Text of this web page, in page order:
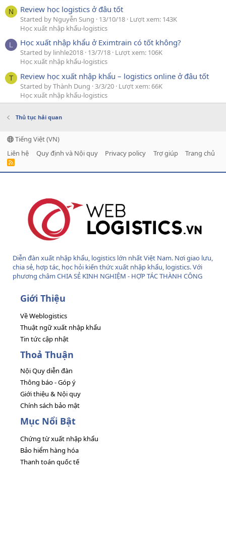
N Review học logistics ở đâu tốt
Started by Nguyễn Sung 13/10/18 Lượt xem: 143K
Học xuất nhập khẩu-logistics
L Học xuất nhập khẩu ở Eximtrain có tốt không?
Started by linhle2018 13/7/18 Lượt xem: 106K
Học xuất nhập khẩu-logistics
T Review học xuất nhập khẩu – logistics online ở đâu tốt
Started by Thành Dung 3/3/20 Lượt xem: 66K
Học xuất nhập khẩu-logistics
Thủ tục hải quan
Tiếng Việt (VN)
Liên hệ
Quy định và Nội quy Privacy policy Trợ giúp Trang chủ
R
Diễn đàn xuất nhập khẩu, logistics lớn nhất Việt Nam. Nơi giao lưu,
chia sẻ, hợp tác, học hỏi kiến thức xuất nhập khẩu, logistics. Với
phương châm CHIA SẺ KINH NGHIỆM - HỢP TÁC THÀNH CÔNG
Giới Thiệu
Về Weblogistics
Thuật ngữ xuất nhập khẩu
Tin tức cập nhật
Thoả Thuận
Nội Quy diễn đàn
Thông báo - Góp ý
Giới thiệu & Nội quy
Chính sách bảo mật
Mục Nổi Bật
Chứng từ xuất nhập khẩu
Bảo hiểm hàng hóa
Thanh toán quốc tế